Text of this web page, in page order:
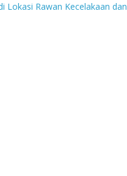
Lokasi Rawan Kecelakaan dan